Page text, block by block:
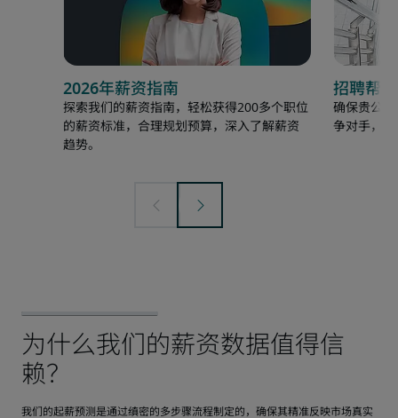
2026年薪资指南
探索我们的薪资指南，轻松获得200多个职位
的薪资标准，合理规划预算，深入了解薪资
趋势。
招聘帮助
确保贵公
争对手，
我们的起薪预测是通过缜密的多步骤流程制定的，确保其精准反映市场真实